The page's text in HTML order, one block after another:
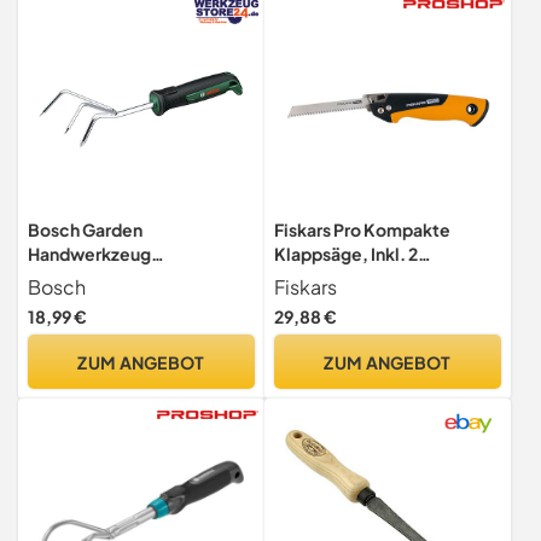
Bosch Garden
Handwerkzeug
Gartengrubber
Bosch
18,99 €
ZUM ANGEBOT
Fiskars Pro Kompakte
Klappsäge, Inkl. 2
Sägeblättern,
Sägeblattlänge: 15 cm, 13
TPI und 24 TPI,
PowerTooth, 1062934
Fiskars
29,88 €
ZUM ANGEBOT